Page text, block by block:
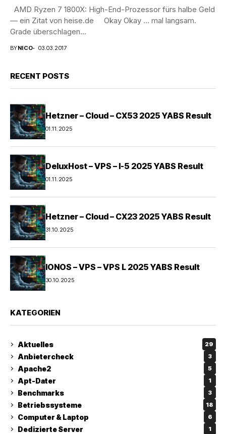
AMD Ryzen 7 1800X: High-End-Prozessor fürs halbe Geld
— ein Zitat von heise.de Okay Okay … mal langsam.
Grade überschlagen...
BYNICO 03.03.2017
RECENT POSTS
Hetzner – Cloud – CX53 2025 YABS Result
01.11.2025
DeluxHost – VPS – I-5 2025 YABS Result
01.11.2025
Hetzner – Cloud – CX23 2025 YABS Result
31.10.2025
IONOS – VPS – VPS L 2025 YABS Result
30.10.2025
KATEGORIEN
Aktuelles 29
Anbietercheck 3
Apache2 5
Apt-Dater 1
Benchmarks 3
Betriebssysteme 18
Computer & Laptop 6
Dedizierte Server 1